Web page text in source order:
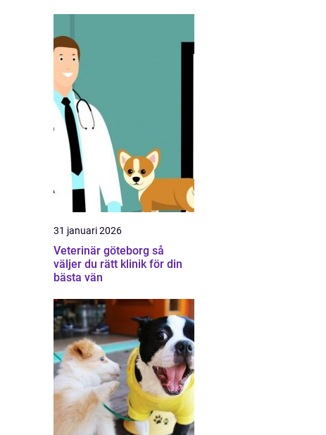
31 januari 2026
Veterinär göteborg så
väljer du rätt klinik för din
bästa vän